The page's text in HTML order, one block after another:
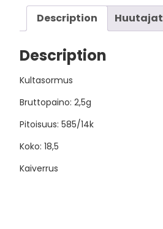
Description Huutajat
Description
Kultasormus
Bruttopaino: 2,5g
Pitoisuus: 585/14k
Koko: 18,5
Kaiverrus